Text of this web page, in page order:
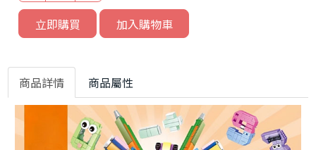
立即購買
加入購物車
商品詳情 商品屬性